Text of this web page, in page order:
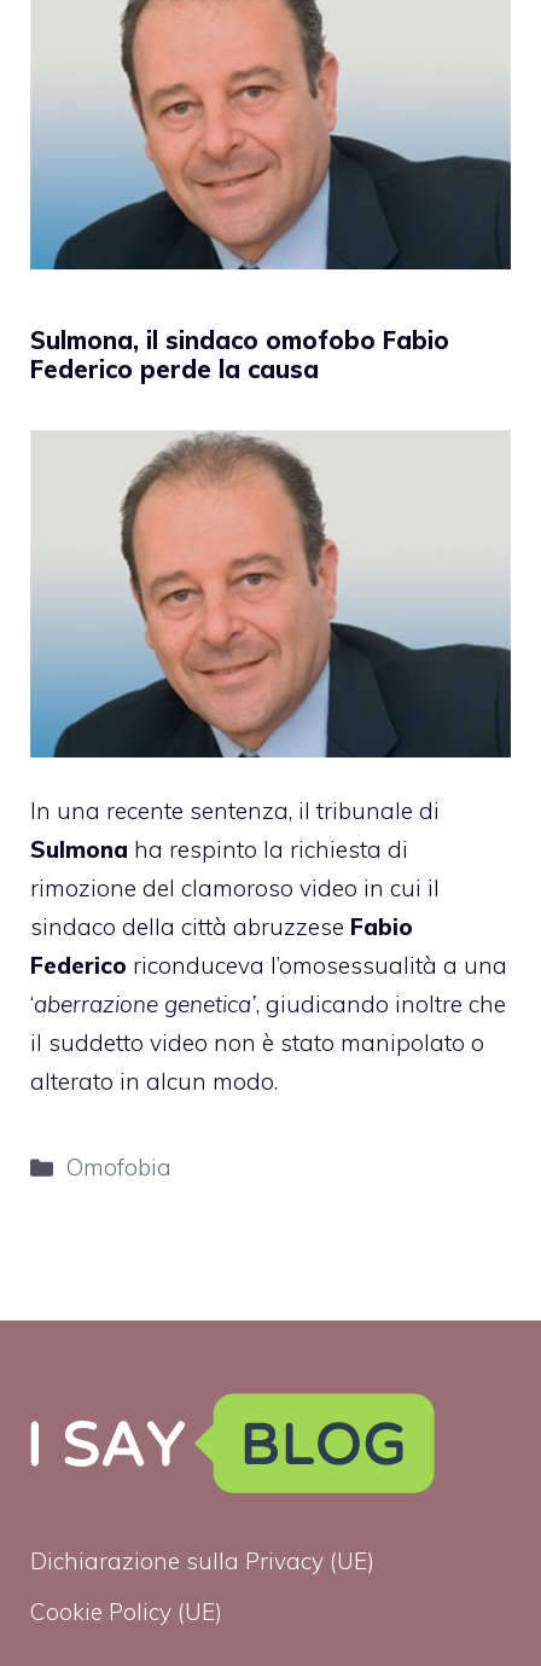
Sulmona, il sindaco omofobo Fabio
Federico perde la causa
In una recente sentenza, il tribunale di
Sulmona ha respinto la richiesta di
rimozione del clamoroso video in cui il
sindaco della città abruzzese Fabio
Federico riconduceva l’omosessualità a una
‘aberrazione genetica’, giudicando inoltre che
il suddetto video non è stato manipolato o
alterato in alcun modo.
Categorie
Omofobia
Dichiarazione sulla Privacy (UE)
Cookie Policy (UE)